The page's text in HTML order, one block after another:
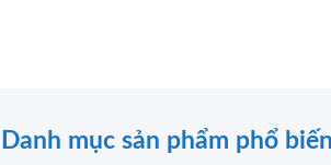
Danh mục sản phẩm phổ biến